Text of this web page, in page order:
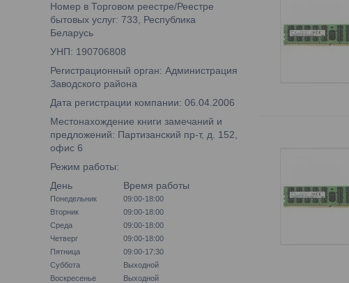
Номер в Торговом реестре/Реестре
бытовых услуг: 733, Республика
Беларусь
УНП: 190706808
Регистрационный орган: Администрация
Заводского района
Дата регистрации компании: 06.04.2006
Местонахождение книги замечаний и
предложений: Партизанский пр-т, д. 152,
офис 6
Режим работы:
День
Время работы
Понедельник
09:00-18:00
Вторник
09:00-18:00
Среда
09:00-18:00
Четверг
09:00-18:00
Пятница
09:00-17:30
Суббота
Выходной
Воскресенье
Выходной